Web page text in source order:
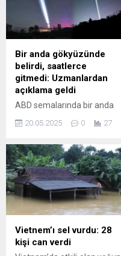
Bir anda gökyüzünde
belirdi, saatlerce
gitmedi: Uzmanlardan
açıklama geldi
ABD semalarında bir anda
ortaya çıkan gizemli ışık
hüzmesi sosyal medyada
başta doğa olayı sanılsa da
işin aslı bambaşka çıktı...
20.05.2025 0 27
Vietnem’ı sel vurdu: 28
kişi can verdi